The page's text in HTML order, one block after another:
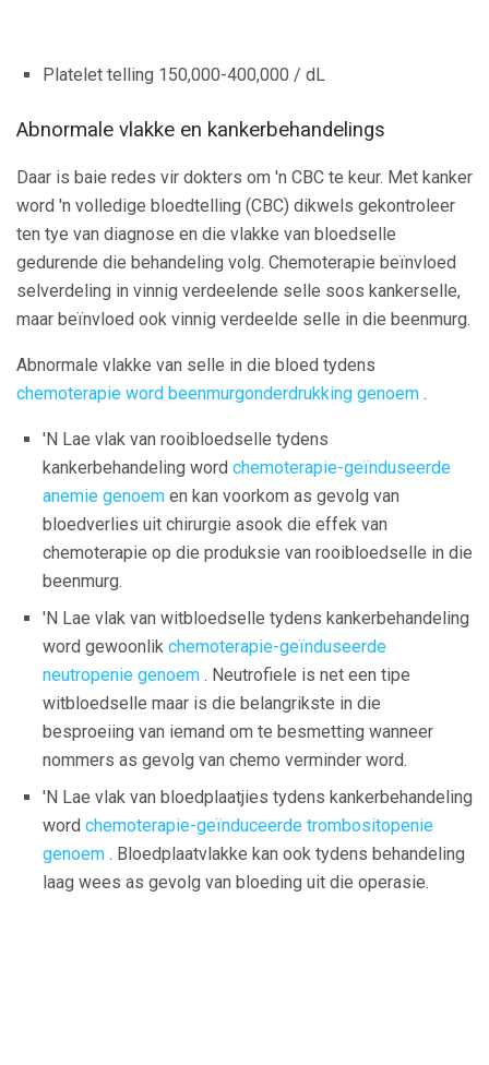
Platelet telling 150,000-400,000 / dL
Abnormale vlakke en kankerbehandelings
Daar is baie redes vir dokters om 'n CBC te keur. Met kanker
word 'n volledige bloedtelling (CBC) dikwels gekontroleer
ten tye van diagnose en die vlakke van bloedselle
gedurende die behandeling volg. Chemoterapie beïnvloed
selverdeling in vinnig verdeelende selle soos kankerselle,
maar beïnvloed ook vinnig verdeelde selle in die beenmurg.
Abnormale vlakke van selle in die bloed tydens
chemoterapie word beenmurgonderdrukking genoem .
'N Lae vlak van rooibloedselle tydens
kankerbehandeling word chemoterapie-geïnduseerde
anemie genoem en kan voorkom as gevolg van
bloedverlies uit chirurgie asook die effek van
chemoterapie op die produksie van rooibloedselle in die
beenmurg.
'N Lae vlak van witbloedselle tydens kankerbehandeling
word gewoonlik chemoterapie-geïnduseerde
neutropenie genoem . Neutrofiele is net een tipe
witbloedselle maar is die belangrikste in die
besproeiing van iemand om te besmetting wanneer
nommers as gevolg van chemo verminder word.
'N Lae vlak van bloedplaatjies tydens kankerbehandeling
word chemoterapie-geïnduceerde trombositopenie
genoem . Bloedplaatvlakke kan ook tydens behandeling
laag wees as gevolg van bloeding uit die operasie.